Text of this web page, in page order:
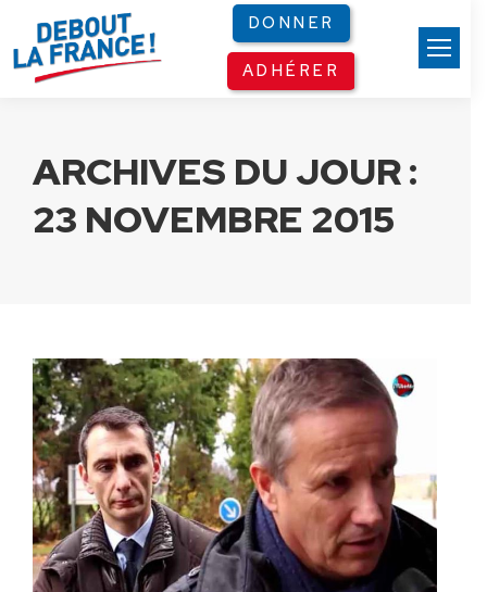
DONNER
ADHÉRER
ARCHIVES DU JOUR :
23 NOVEMBRE 2015
Panneau de gestion des cookies